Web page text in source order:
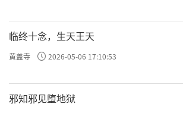
临终十念，生天王天
黄盖寺 2026-05-06 17:10:53
邪知邪见堕地狱